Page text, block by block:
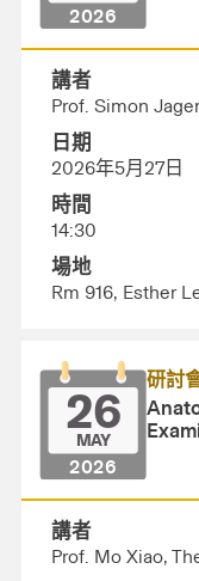
2026
講者
Prof. Simon
日期
2026年5月27日
時間
14:30
場地
Rm 916, Esther
26
MAY
2026
研討
講者
Prof. Mo Xiao,